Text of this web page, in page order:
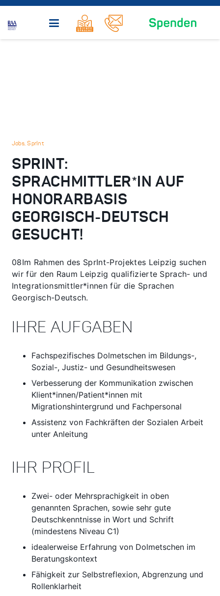
Jobs,SprInt
SPRINT:
SPRACHMITTLER*IN AUF
HONORARBASIS
GEORGISCH-DEUTSCH
GESUCHT!
08Im Rahmen des SprInt-Projektes Leipzig suchen
wir für den Raum Leipzig qualifizierte Sprach- und
Integrationsmittler*innen für die Sprachen
Georgisch-Deutsch.
IHRE AUFGABEN
Fachspezifisches Dolmetschen im Bildungs-,
Sozial-, Justiz- und Gesundheitswesen
Verbesserung der Kommunikation zwischen
Klient*innen/Patient*innen mit
Migrationshintergrund und Fachpersonal
Assistenz von Fachkräften der Sozialen Arbeit
unter Anleitung
IHR PROFIL
Zwei- oder Mehrsprachigkeit in oben
genannten Sprachen, sowie sehr gute
Deutschkenntnisse in Wort und Schrift
(mindestens Niveau C1)
idealerweise Erfahrung von Dolmetschen im
Beratungskontext
Fähigkeit zur Selbstreflexion, Abgrenzung und
Rollenklarheit